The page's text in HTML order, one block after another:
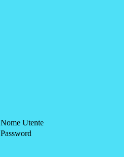
Nome Utente
Password